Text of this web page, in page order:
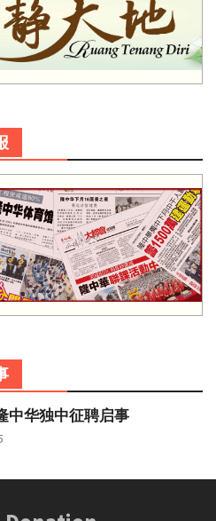
中华独中征聘启事